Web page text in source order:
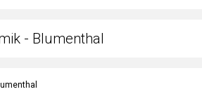
- Blumenthal